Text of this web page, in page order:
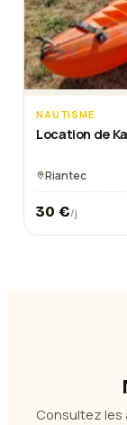
NAUTISME
Location de
Riantec
30 €/j
Consultez les